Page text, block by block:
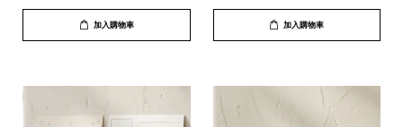
加入購物車 加入購物車